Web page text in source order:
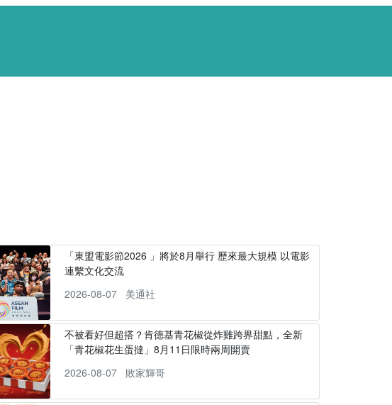
「東盟電影節2026 」將於8月舉行 歷來最大規模 以電影
連繫文化交流
2026-08-07
美通社
不被看好但超搭？肯德基青花椒從炸雞跨界甜點，全新
「青花椒花生蛋撻」8月11日限時兩周開賣
2026-08-07
敗家輝哥